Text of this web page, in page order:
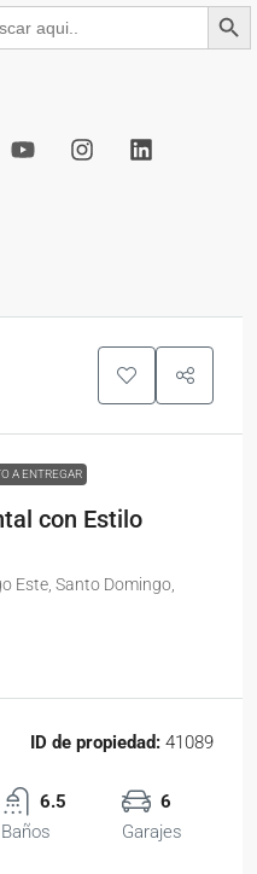
Botón de
A ENTREGAR
con Estilo
Este, Santo Domingo,
ID de propiedad: 41089
6.5
Baños
6
Garajes